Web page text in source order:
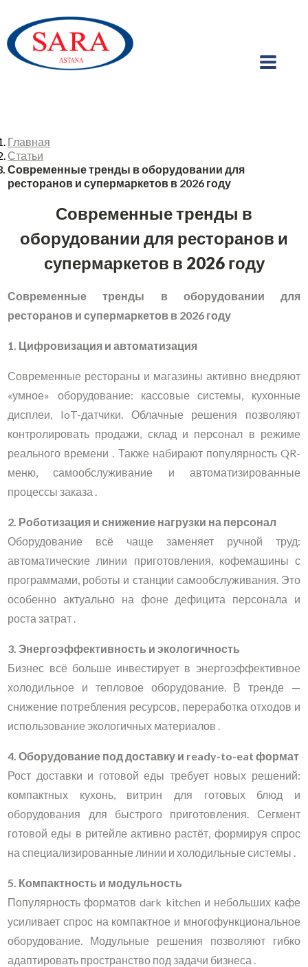
Главная
Статьи
Современные тренды в оборудовании для
ресторанов и супермаркетов в 2026 году
Современные тренды в
оборудовании для ресторанов и
супермаркетов в 2026 году
Современные тренды в оборудовании для
ресторанов и супермаркетов в 2026 году
1. Цифровизация и автоматизация
Современные рестораны и магазины активно внедряют
«умное» оборудование: кассовые системы, кухонные
дисплеи, IoT-датчики. Облачные решения позволяют
контролировать продажи, склад и персонал в режиме
реального времени . Также набирают популярность QR-
меню, самообслуживание и автоматизированные
процессы заказа .
2. Роботизация и снижение нагрузки на персонал
Оборудование всё чаще заменяет ручной труд:
автоматические линии приготовления, кофемашины с
программами, роботы и станции самообслуживания. Это
особенно актуально на фоне дефицита персонала и
роста затрат .
3. Энергоэффективность и экологичность
Бизнес всё больше инвестирует в энергоэффективное
холодильное и тепловое оборудование. В тренде —
снижение потребления ресурсов, переработка отходов и
использование экологичных материалов .
4. Оборудование под доставку и ready-to-eat формат
Рост доставки и готовой еды требует новых решений:
компактных кухонь, витрин для готовых блюд и
оборудования для быстрого приготовления. Сегмент
готовой еды в ритейле активно растёт, формируя спрос
на специализированные линии и холодильные системы .
5. Компактность и модульность
Популярность форматов dark kitchen и небольших кафе
усиливает спрос на компактное и многофункциональное
оборудование. Модульные решения позволяют гибко
адаптировать пространство под задачи бизнеса .